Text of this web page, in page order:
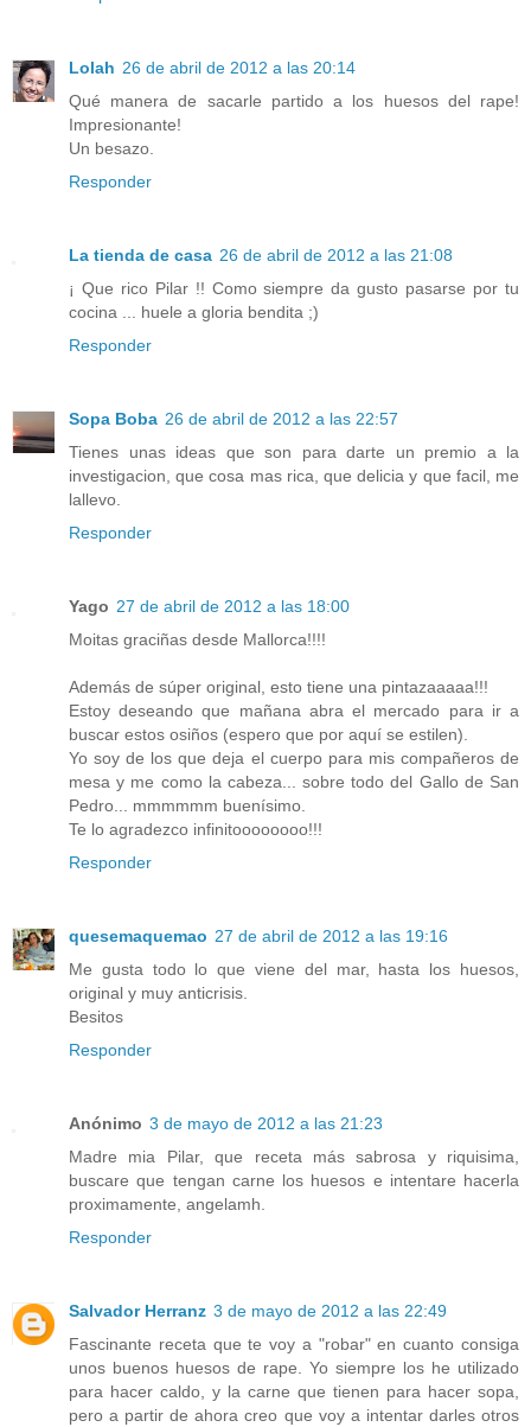
Lolah 26 de abril de 2012 a las 20:14
Qué manera de sacarle partido a los huesos del rape!
Impresionante!
Un besazo.
Responder
La tienda de casa 26 de abril de 2012 a las 21:08
¡ Que rico Pilar !! Como siempre da gusto pasarse por tu
cocina ... huele a gloria bendita ;)
Responder
Sopa Boba 26 de abril de 2012 a las 22:57
Tienes unas ideas que son para darte un premio a la
investigacion, que cosa mas rica, que delicia y que facil, me
lallevo.
Responder
Yago 27 de abril de 2012 a las 18:00
Moitas graciñas desde Mallorca!!!!
Además de súper original, esto tiene una pintazaaaaa!!!
Estoy deseando que mañana abra el mercado para ir a
buscar estos osiños (espero que por aquí se estilen).
Yo soy de los que deja el cuerpo para mis compañeros de
mesa y me como la cabeza... sobre todo del Gallo de San
Pedro... mmmmmm buenísimo.
Te lo agradezco infinitoooooooo!!!
Responder
quesemaquemao 27 de abril de 2012 a las 19:16
Me gusta todo lo que viene del mar, hasta los huesos,
original y muy anticrisis.
Besitos
Responder
Anónimo 3 de mayo de 2012 a las 21:23
Madre mia Pilar, que receta más sabrosa y riquisima,
buscare que tengan carne los huesos e intentare hacerla
proximamente, angelamh.
Responder
Salvador Herranz 3 de mayo de 2012 a las 22:49
Fascinante receta que te voy a "robar" en cuanto consiga
unos buenos huesos de rape. Yo siempre los he utilizado
para hacer caldo, y la carne que tienen para hacer sopa,
pero a partir de ahora creo que voy a intentar darles otros